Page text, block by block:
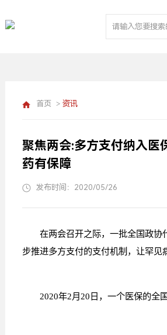
首页 > 资讯
聚焦两会:多方支付纳入医
药有保障
发布时间：2020/05/26
在两会召开之际，一批全国政协
步推进多方支付的支付机制，让罕见
2020年2月20日，一个医保的全